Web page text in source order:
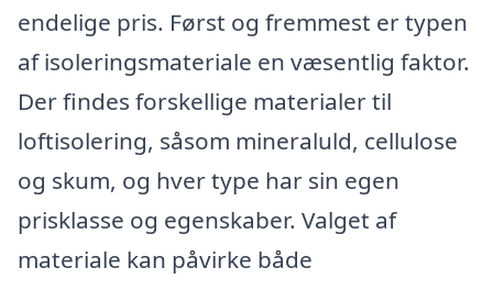
endelige pris. Først og fremmest er typen
af isoleringsmateriale en væsentlig faktor.
Der findes forskellige materialer til
loftisolering, såsom mineraluld, cellulose
og skum, og hver type har sin egen
prisklasse og egenskaber. Valget af
materiale kan påvirke både